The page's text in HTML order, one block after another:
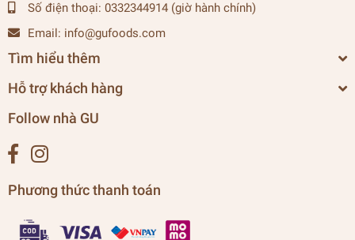
Số điện thoại: 0332344914 (giờ hành chính)
Email: info@gufoods.com
Tìm hiểu thêm
Hỗ trợ khách hàng
Follow nhà GU
Phương thức thanh toán